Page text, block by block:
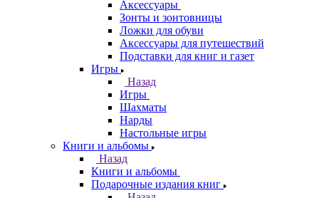
Аксессуары
Зонты и зонтовницы
Ложки для обуви
Аксессуары для путешествий
Подставки для книг и газет
Игры
Назад
Игры
Шахматы
Нарды
Настольные игры
Книги и альбомы
Назад
Книги и альбомы
Подарочные издания книг